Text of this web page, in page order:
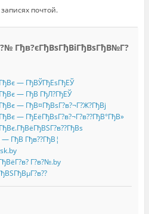
почтой.
Гђв?єГђВѕГђВіГђВѕГђВ№Г?
— ГђВЎГђЕѕГђЕЎ
— ГђВ ГђЛ?ГђЕЎ
— ГђВ¤ГђВѕГ?в?¬Г?Ж?ГђВј
— ГђЕёГђВѕГ?в?¬Г?в??ГђВ°ГђВ»
ГђВ Гђв??ГђВ¦
Г?в?№.by